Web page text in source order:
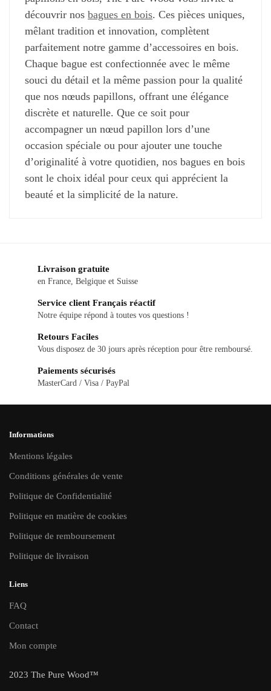
découvrir nos bagues en bois. Ces pièces uniques,
mêlant tradition et innovation, complètent
parfaitement notre gamme d’accessoires en bois.
Chaque bague est confectionnée avec le même
souci du détail et la même passion pour la qualité
que nos nœuds papillons, offrant une élégance
discrète et naturelle. Que ce soit pour
accompagner un nœud papillon lors d’une
occasion spéciale ou pour ajouter une touche
d’originalité à votre quotidien, nos bagues en bois
sont le choix idéal pour ceux qui apprécient la
beauté et la simplicité de la nature.
Livraison gratuite
en France, Belgique et Suisse
Service client Français réactif
Notre équipe répond à toutes vos questions !
Retours Faciles
Vous disposez de 30 jours après réception pour être remboursé.
Paiements sécurisés
MasterCard / Visa / PayPal
Informations
Mentions légales
Conditions générales de vente
Politique de Confidentialité
Politique en matière de cookies
Politique de remboursement
Politique de livraison
Liens
FAQ
Contact
Mon compte
2023 The Pure Wood™